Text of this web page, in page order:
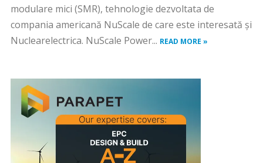
modulare mici (SMR), tehnologie dezvoltata de
compania americană NuScale de care este interesată și
Nuclearelectrica. NuScale Power... READ MORE »